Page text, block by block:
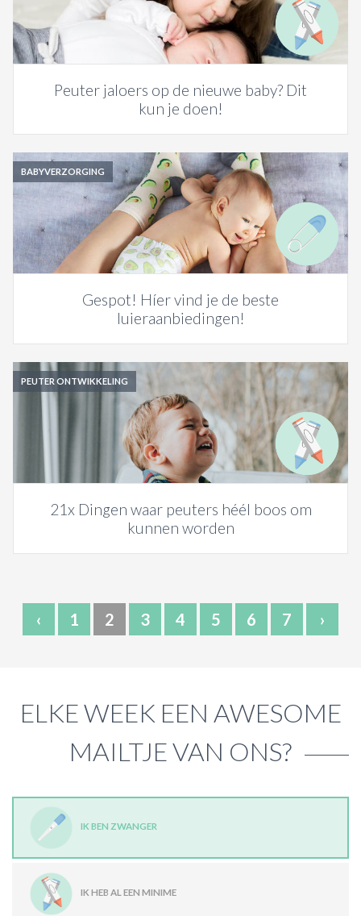
Peuter jaloers op de nieuwe baby? Dit
kun je doen!
BABYVERZORGING
Gespot! Híer vind je de beste
luieraanbiedingen!
PEUTER ONTWIKKELING
21x Dingen waar peuters héél boos om
kunnen worden
‹ 1 2 3 4 5 6 7 ›
ELKE WEEK EEN AWESOME
MAILTJE VAN ONS?
IK BEN ZWANGER
IK HEB AL EEN MINIME